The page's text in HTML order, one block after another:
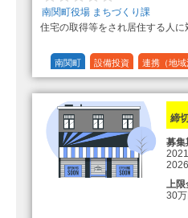
算（
（3
の額
（最
南関町役場 まちづくり課
住宅の取得等をされ居住する人
南関町 設備投資 連携（地域
締
募集
上限
30万